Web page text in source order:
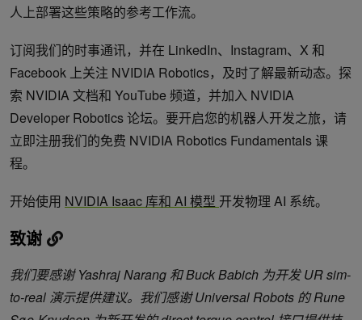
人上部署这些策略的参考工作流。
订阅我们的时事通讯，并在 LinkedIn、Instagram、X 和
Facebook 上关注 NVIDIA Robotics，及时了解最新动态。探
索 NVIDIA 文档和 YouTube 频道，并加入 NVIDIA
Developer Robotics 论坛。要开启您的机器人开发之旅，请
立即注册我们的免费 NVIDIA Robotics Fundamentals 课
程。
开始使用 NVIDIA Isaac 库和 AI 模型 开发物理 AI 系统。
致谢
我们要感谢 Yashraj Narang 和 Buck Babich 为开发 UR sim-
to-real 演示提供建议。我们感谢 Universal Robots 的 Rune